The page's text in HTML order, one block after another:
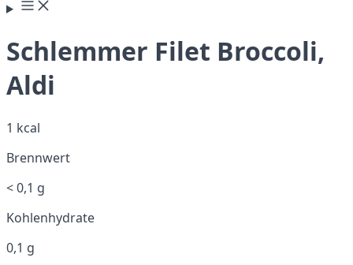
Schlemmer Filet Broccoli,
Aldi
1 kcal
Brennwert
< 0,1 g
Kohlenhydrate
0,1 g